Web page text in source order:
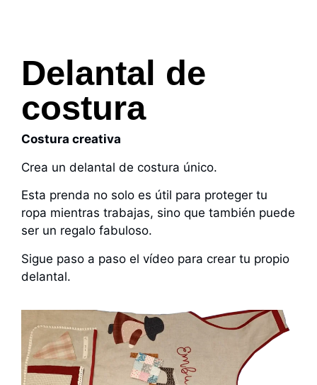
Delantal de
costura
Costura creativa
Crea un delantal de costura único.
Esta prenda no solo es útil para proteger tu
ropa mientras trabajas, sino que también puede
ser un regalo fabuloso.
Sigue paso a paso el vídeo para crear tu propio
delantal.